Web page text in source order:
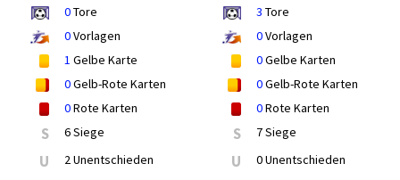
0Tore
0Vorlagen
1 Gelbe Karte
0Gelb-Rote Karten
0Rote Karten
S 6 Siege
U 2 Unentschieden
3 Tore
0Vorlagen
0Gelbe Karten
0Gelb-Rote Karten
0Rote Karten
S 7 Siege
U 0 Unentschieden